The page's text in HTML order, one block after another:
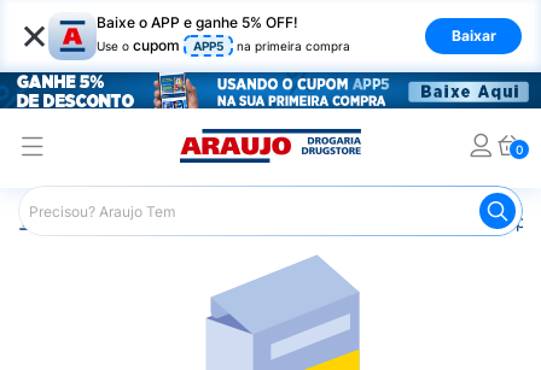
× Baixe o APP e ganhe 5% OFF!
Use o cupom APP5 na primeira compra
Baixar
0
Araujo Medicamentos Remédio